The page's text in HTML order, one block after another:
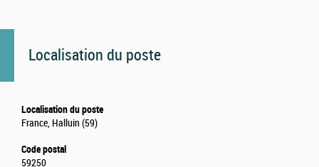
Localisation du poste
Localisation du poste
France, Halluin (59)
Code postal
59250